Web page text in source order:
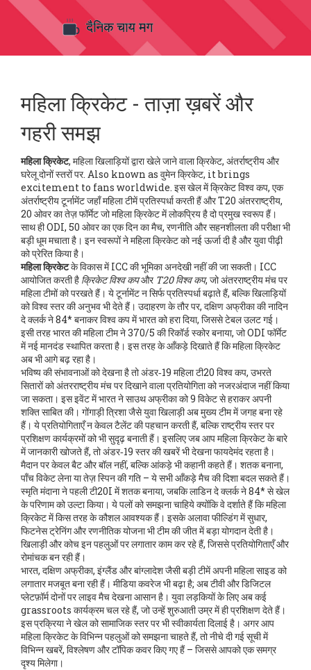
महिला क्रिकेट - ताज़ा ख़बरें और
गहरी समझ
महिला क्रिकेट, महिला खिलाड़ियों द्वारा खेले जाने वाला क्रिकेट, अंतर्राष्ट्रीय और
घरेलू दोनों स्तरों पर. Also known as वुमेन क्रिकेट, it brings
excitement to fans worldwide. इस खेल मेंक्रिकेट विश्व कप, एक
अंतर्राष्ट्रीय टूर्नामेंट जहाँ महिला टीमें प्रतिस्पर्धा करती हैंऔरT20 अंतरराष्ट्रीय,
20 ओवर का तेज़ फॉर्मेट जो महिला क्रिकेट में लोकप्रिय हैदो प्रमुख स्वरूप हैं।
साथ हीODI, 50 ओवर का एक दिन का मैच, रणनीति और सहनशीलता की परीक्षाभी
बड़ी धूम मचाता है। इन स्वरूपों ने महिला क्रिकेट को नई ऊर्जा दी है और युवा पीढ़ी
को प्रेरित किया है।
महिला क्रिकेटके विकास में ICC की भूमिका अनदेखी नहीं की जा सकती। ICC
आयोजित करती है क्रिकेट विश्व कपऔर T20 विश्व कप, जो अंतरराष्ट्रीय मंच पर
महिला टीमों को परखते हैं। ये टूर्नामेंट न सिर्फ प्रतिस्पर्धा बढ़ाते हैं, बल्कि खिलाड़ियों
को विश्व स्तर की अनुभव भी देते हैं। उदाहरण के तौर पर, दक्षिण अफ्रीका की नादिन
दे क्लर्क ने 84* बनाकर विश्व कप में भारत को हरा दिया, जिससे टेबल उलट गई।
इसी तरह भारत की महिला टीम ने 370/5 की रिकॉर्ड स्कोर बनाया, जो ODI फॉर्मेट
में नई मानदंड स्थापित करता है। इस तरह के आँकड़े दिखाते हैं कि महिला क्रिकेट
अब भी आगे बढ़ रहा है।
भविष्य की संभावनाओं को देखना है तोअंडर‑19 महिला टी20 विश्व कप, उभरते
सितारों को अंतरराष्ट्रीय मंच पर दिखाने वाला प्रतियोगिताको नजरअंदाज नहीं किया
जा सकता। इस इवेंट में भारत ने साउथ अफ्रीका को 9 विकेट से हराकर अपनी
शक्ति साबित की। गोंगाड़ी त्रिशा जैसे युवा खिलाड़ी अब मुख्य टीम में जगह बना रहे
हैं। ये प्रतियोगिताएँ न केवल टैलेंट की पहचान करती हैं, बल्कि राष्ट्रीय स्तर पर
प्रशिक्षण कार्यक्रमों को भी सुदृढ़ बनाती हैं। इसलिए जब आप महिला क्रिकेट के बारे
में जानकारी खोजते हैं, तो अंडर‑19 स्तर की खबरें भी देखना फायदेमंद रहता है।
मैदान पर केवल बैट और बॉल नहीं, बल्कि आंकड़े भी कहानी कहते हैं। शतक बनाना,
पाँच विकेट लेना या तेज़ स्पिन की गति – ये सभी आँकड़े मैच की दिशा बदल सकते हैं।
स्मृति मंदाना ने पहली टी20I में शतक बनाया, जबकि लाडिन दे क्लर्क ने 84* से खेल
के परिणाम को उल्टा किया। ये पलों को समझना चाहिये क्योंकि वे दर्शाते हैं कि महिला
क्रिकेट में किस तरह के कौशल आवश्यक हैं। इसके अलावा फील्डिंग में सुधार,
फिटनेस ट्रेनिंग और रणनीतिक योजना भी टीम की जीत में बड़ा योगदान देती है।
खिलाड़ी और कोच इन पहलुओं पर लगातार काम कर रहे हैं, जिससे प्रतियोगिताएँ और
रोमांचक बन रही हैं।
भारत, दक्षिण अफ्रीका, इंग्लैंड और बांग्लादेश जैसी बड़ी टीमें अपनी महिला साइड को
लगातार मजबूत बना रही हैं। मीडिया कवरेज भी बढ़ा है; अब टीवी और डिजिटल
प्लेटफ़ॉर्म दोनों पर लाइव मैच देखना आसान है। युवा लड़कियों के लिए अब कई
grassroots कार्यक्रम चल रहे हैं, जो उन्हें शुरुआती उम्र में ही प्रशिक्षण देते हैं।
इस प्रक्रिया ने खेल को सामाजिक स्तर पर भी स्वीकार्यता दिलाई है। अगर आप
महिला क्रिकेट के विभिन्न पहलुओं को समझना चाहते हैं, तो नीचे दी गई सूची में
विभिन्न खबरें, विश्लेषण और टॉपिक कवर किए गए हैं – जिससे आपको एक समग्र
दृश्य मिलेगा।